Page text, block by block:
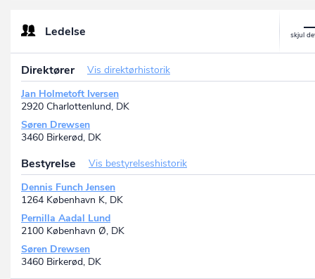
Ledelse
Direktører
Vis direktørhistorik
Jan Holmetoft Iversen
2920 Charlottenlund, DK
Søren Drewsen
3460 Birkerød, DK
Bestyrelse
Vis bestyrelseshistorik
Dennis Funch Jensen
1264 København K, DK
Pernilla Aadal Lund
2100 København Ø, DK
Søren Drewsen
3460 Birkerød, DK